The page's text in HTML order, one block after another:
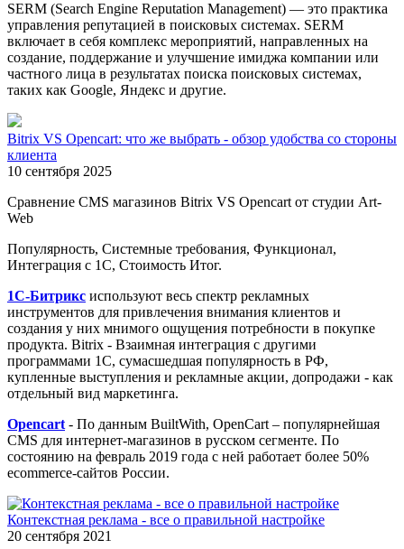
SERM (Search Engine Reputation Management) — это практика
управления репутацией в поисковых системах. SERM
включает в себя комплекс мероприятий, направленных на
создание, поддержание и улучшение имиджа компании или
частного лица в результатах поиска поисковых системах,
таких как Google, Яндекс и другие.
Bitrix VS Opencart: что же выбрать - обзор удобства со стороны
клиента
10 сентября 2025
Сравнение CMS магазинов Bitrix VS Opencart от студии Art-
Web
Популярность, Системные требования, Функционал,
Интеграция с 1С, Стоимость Итог.
1С-Битрикс используют весь спектр рекламных
инструментов для привлечения внимания клиентов и
создания у них мнимого ощущения потребности в покупке
продукта. Bitrix - Взаимная интеграция с другими
программами 1С, сумасшедшая популярность в РФ,
купленные выступления и рекламные акции, допродажи - как
отдельный вид маркетинга.
Opencart - По данным BuiltWith, OpenCart – популярнейшая
CMS для интернет-магазинов в русском сегменте. По
состоянию на февраль 2019 года с ней работает более 50%
ecommerce-сайтов России.
Контекстная реклама - все о правильной настройке
20 сентября 2021